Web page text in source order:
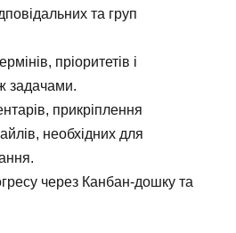
та груп
пріоритетів і
задачами.
прикріплення
необхідних для
через Канбан-дошку та